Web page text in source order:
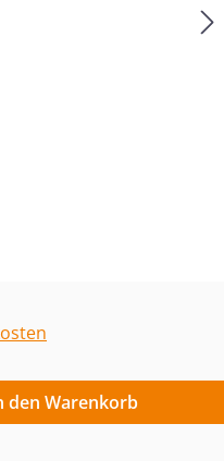
gewünschten
den Warenkorb